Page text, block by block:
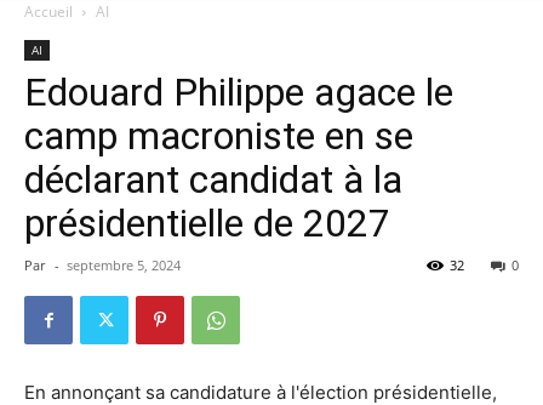
Accueil AI
AI
Edouard Philippe agace le
camp macroniste en se
déclarant candidat à la
présidentielle de 2027
Par - septembre 5, 2024 0
32
En annonçant sa candidature à l'élection présidentielle,